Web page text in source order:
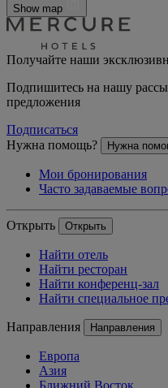
Show map
Получайте наши
Подпишитесь на нашу
предложения
Подписаться
Нужна помощь?
Нужна
Мои бронирования
Часто задаваемые
Открыть Открыть
Найти отель
Найти ресторан
Найти конференц-зал
Найти специальное
Направления Направления
Европа
Азия